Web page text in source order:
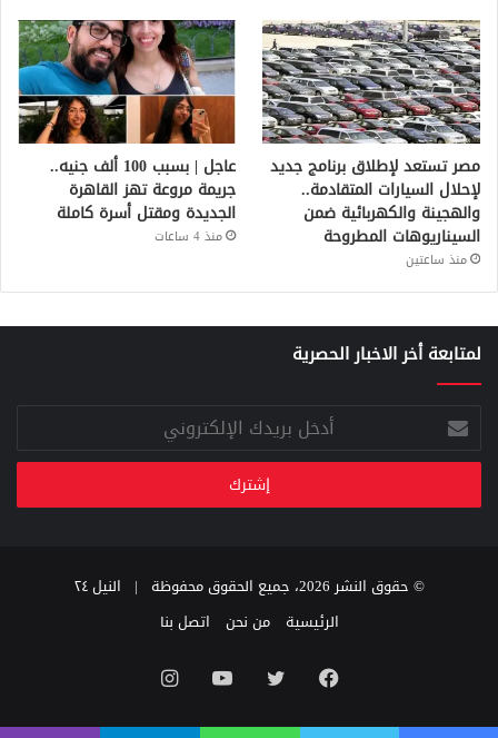
مصر تستعد لإطلاق برنامج جديد
لإحلال السيارات المتقادمة..
والهجينة والكهربائية ضمن
السيناريوهات المطروحة
منذ ساعتين
عاجل | بسبب 100 ألف جنيه..
جريمة مروعة تهز القاهرة
الجديدة ومقتل أسرة كاملة
منذ 4 ساعات
لمتابعة أخر الاخبار الحصرية
أدخل
بريدك
الإلكتروني
© حقوق النشر 2026، جميع الحقوق محفوظة |
النيل ٢٤
الرئيسية
من نحن اتصل بنا
فيسبوك تويتر يوتيوب